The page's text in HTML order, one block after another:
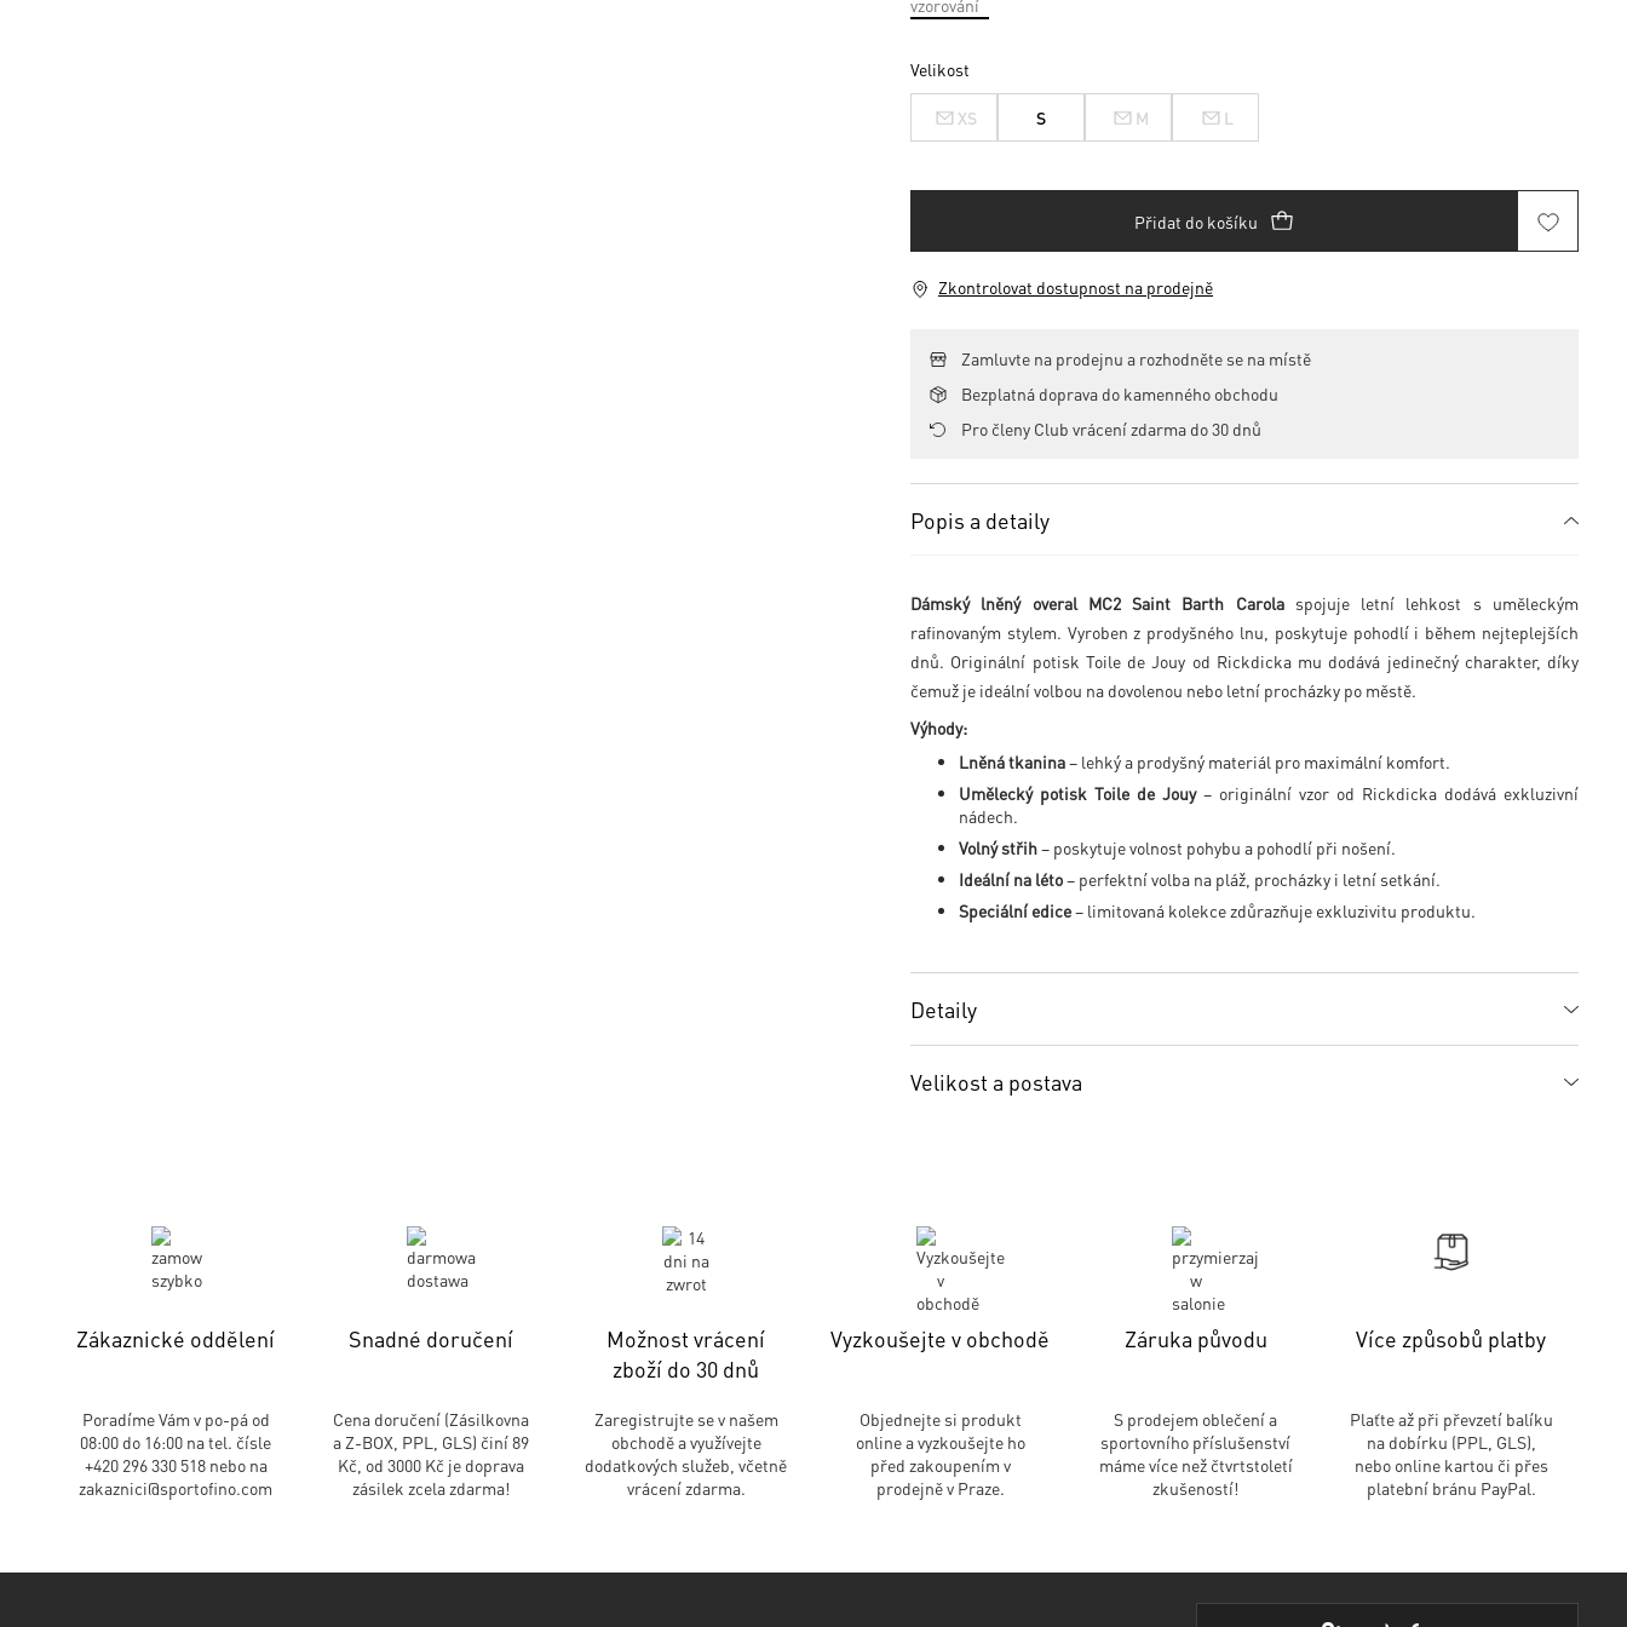
Velikost
XS S M L
Přidat do košíku
Zkontrolovat dostupnost na prodejně
Zamluvte na prodejnu a rozhodněte se na místě
Bezplatná doprava do kamenného obchodu
Pro členy Club vrácení zdarma do 30 dnů
Popis a detaily
Dámský lněný overal MC2 Saint Barth Carolaspojuje letní lehkost s uměleckým
rafinovaným stylem. Vyroben z prodyšného lnu, poskytuje pohodlí i během nejteplejších
dnů. Originální potisk Toile de Jouy od Rickdicka mu dodává jedinečný charakter, díky
čemuž je ideální volbou na dovolenou nebo letní procházky po městě.
Výhody:
Lněná tkanina– lehký a prodyšný materiál pro maximální komfort.
Umělecký potisk Toile de Jouy– originální vzor od Rickdicka dodává exkluzivní
nádech.
Volný střih– poskytuje volnost pohybu a pohodlí při nošení.
Ideální na léto– perfektní volba na pláž, procházky i letní setkání.
Speciální edice– limitovaná kolekce zdůrazňuje exkluzivitu produktu.
Detaily
Velikost a postava
Zákaznické oddělení
Poradíme Vám v po-pá od
08:00 do 16:00 na tel. čísle
+420 296 330 518 nebo na
zakaznici@sportofino.com
Snadné doručení
Cena doručení (Zásilkovna
a Z-BOX, PPL, GLS) činí 89
Kč, od 3000 Kč je doprava
zásilek zcela zdarma!
Možnost vrácení
zboží do 30 dnů
Zaregistrujte se v našem
obchodě a využívejte
dodatkových služeb, včetně
vrácení zdarma.
Vyzkoušejte v obchodě
Objednejte si produkt
online a vyzkoušejte ho
před zakoupením v
prodejně v Praze.
Záruka původu
S prodejem oblečení a
sportovního příslušenství
máme více než čtvrtstoletí
zkušeností!
Více způsobů platby
Plaťte až při převzetí balíku
na dobírku (PPL, GLS),
nebo online kartou či přes
platební bránu PayPal.